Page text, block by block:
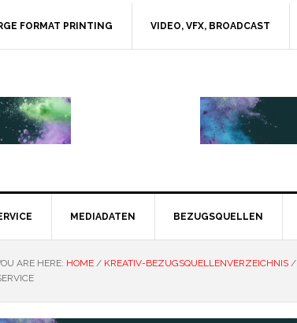
FORMAT PRINTING VIDEO, VFX, BROADCAST
MEDIADATEN BEZUGSQUELLEN
ARE HERE: HOME / KREATIV-BEZUGSQUELLENVERZEICHNIS /